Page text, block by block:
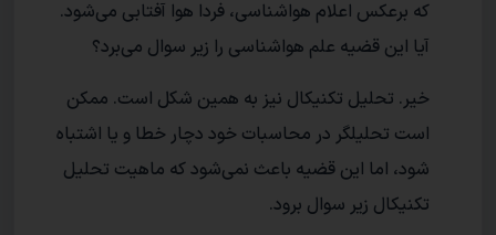
که برعکس اعلام هواشناسی، فردا هوا آفتابی می‌شود.
آیا این قضیه علم هواشناسی را زیر سوال می‌برد؟
خیر. تحلیل‌ تکنیکال نیز به همین شکل است. ممکن
است تحلیلگر در محاسبات خود دچار خطا و یا اشتباه
شود، اما این قضیه باعث نمی‌شود که ماهیت تحلیل
تکنیکال زیر سوال برود.